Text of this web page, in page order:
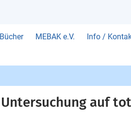
Bücher MEBAK e.V. Info /
auf